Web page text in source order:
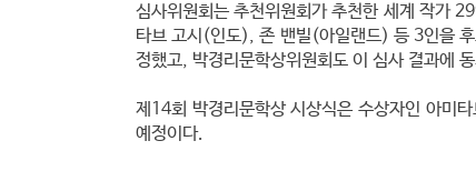
심사위원회는 추천위원회가 추천한 세계 작가
타브 고시(인도), 존 밴빌(아일랜드) 등 3인을
정했고, 박경리문학상위원회도 이 심사 결과에
제14회 박경리문학상 시상식은 수상자인 아미
예정이다.